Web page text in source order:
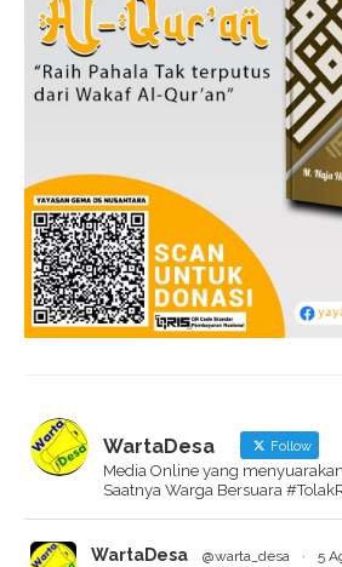
WartaDesa Follow
Media Online yang
Saatnya Warga Bersuara
WartaDesa @warta_desa · 5